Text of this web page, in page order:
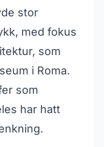
stor
med fokus
som
i Roma.
som
har hatt